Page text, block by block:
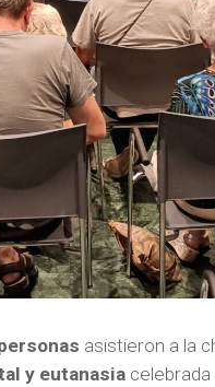
asistieron a la
y eutanasia